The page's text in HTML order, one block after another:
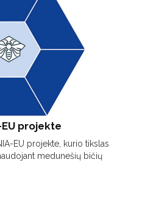
projekte
EU projekte, kurio tikslas
medunešių bičių